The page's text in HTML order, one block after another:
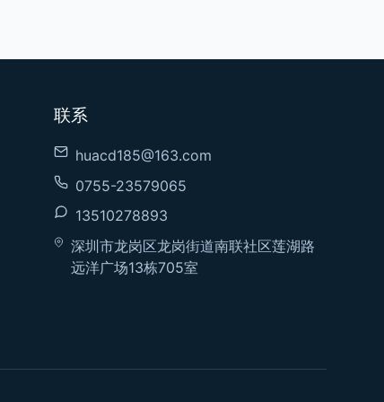
联系
huacd185@163.com
0755-23579065
13510278893
深圳市龙岗区龙岗街道南联社区莲湖路
远洋广场13栋705室